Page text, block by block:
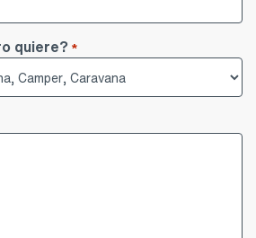
quiere?*